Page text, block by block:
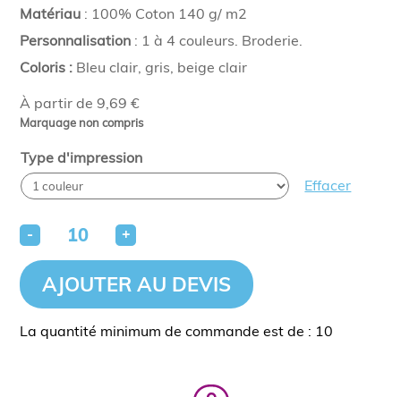
À partir de 9,69 €
Marquage non compris
Matériau : 100% Coton 140 g/ m2
Personnalisation : 1 à 4 couleurs. Broderie.
Coloris : Bleu clair, gris, beige clair
Type d'impression
Effacer
- +
AJOUTER AU DEVIS
La quantité minimum de commande est de : 10